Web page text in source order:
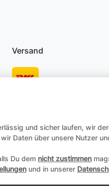
Versand
Daten­schutz­erklärung
und sicher laufen, wir
Daten über unsere Nutzer
Du dem nicht zustimmen
und in unserer